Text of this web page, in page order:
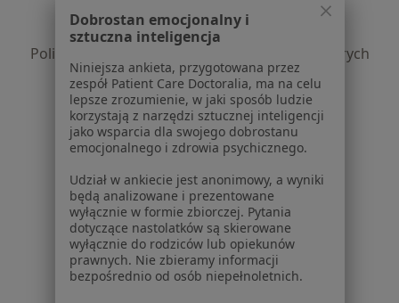
Polityka prywatności pacjentów
Polityka prywatności profesjonalistów
Polityka prywatności dla profesjonalistów, których
dane pozyskaliśmy samodzielnie
Polityka cookies
Jak działają wyniki wyszukiwania
Dostępność
Praca Rekrutujemy!
Partnerzy
Centrum prasowe
Kontakt
Dla pacjentów
Dobrostan emocjonalny i
sztuczna inteligencja
Niniejsza ankieta, przygotowana przez
zespół Patient Care Doctoralia, ma na celu
lepsze zrozumienie, w jaki sposób ludzie
korzystają z narzędzi sztucznej inteligencji
jako wsparcia dla swojego dobrostanu
emocjonalnego i zdrowia psychicznego.
Udział w ankiecie jest anonimowy, a wyniki
będą analizowane i prezentowane
wyłącznie w formie zbiorczej. Pytania
dotyczące nastolatków są skierowane
wyłącznie do rodziców lub opiekunów
prawnych. Nie zbieramy informacji
bezpośrednio od osób niepełnoletnich.